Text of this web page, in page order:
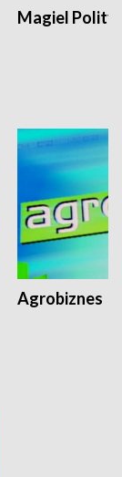
Magiel
Agrobiznes